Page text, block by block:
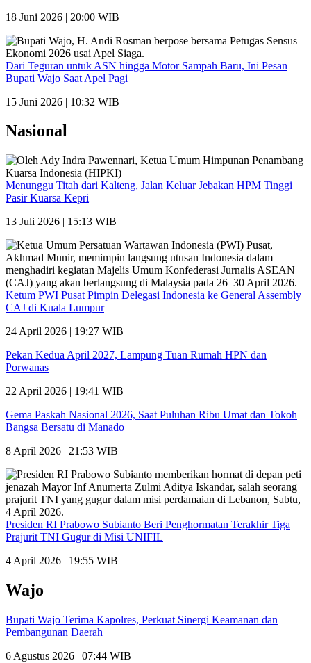
18 Juni 2026 | 20:00 WIB
Dari Teguran untuk ASN hingga Motor Sampah Baru, Ini Pesan
Bupati Wajo Saat Apel Pagi
15 Juni 2026 | 10:32 WIB
Nasional
Menunggu Titah dari Kalteng, Jalan Keluar Jebakan HPM Tinggi
Pasir Kuarsa Kepri
13 Juli 2026 | 15:13 WIB
Ketum PWI Pusat Pimpin Delegasi Indonesia ke General Assembly
CAJ di Kuala Lumpur
24 April 2026 | 19:27 WIB
Pekan Kedua April 2027, Lampung Tuan Rumah HPN dan
Porwanas
22 April 2026 | 19:41 WIB
Gema Paskah Nasional 2026, Saat Puluhan Ribu Umat dan Tokoh
Bangsa Bersatu di Manado
8 April 2026 | 21:53 WIB
Presiden RI Prabowo Subianto Beri Penghormatan Terakhir Tiga
Prajurit TNI Gugur di Misi UNIFIL
4 April 2026 | 19:55 WIB
Wajo
Bupati Wajo Terima Kapolres, Perkuat Sinergi Keamanan dan
Pembangunan Daerah
6 Agustus 2026 | 07:44 WIB